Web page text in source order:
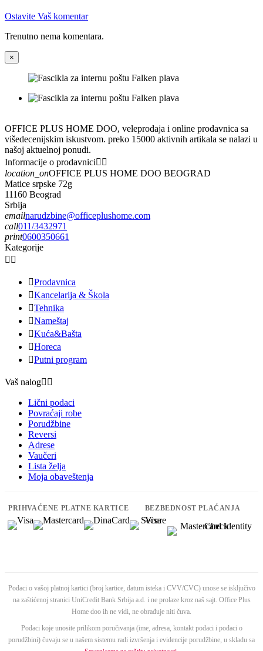
Ostavite Vaš komentar
Trenutno nema komentara.
×
OFFICE PLUS HOME DOO, veleprodaja i online prodavnica sa
višedecenijskim iskustvom. preko 15000 aktivnih artikala se nalazi u
našoj aktuelnoj ponudi.
Informacije o prodavnici 
location_onOFFICE PLUS HOME DOO BEOGRAD
Matice srpske 72g
11160 Beograd
Srbija
emailnarudzbine@officeplushome.com
call011/3432971
print0600350661
Kategorije
 
Prodavnica
Kancelarija & Škola
Tehnika
Nameštaj
Kuća&Bašta
Horeca
Putni program
Vaš nalog 
Lični podaci
Povraćaji robe
Porudžbine
Reversi
Adrese
Vaučeri
Lista želja
Moja obaveštenja
PRIHVAĆENE PLATNE KARTICE BEZBEDNOST PLAĆANJA
Podaci o vašoj platnoj kartici (broj kartice, datum isteka i CVV/CVC) unose se isključivo
na zaštićenoj stranici UniCredit Bank Srbija a.d. i ne prolaze kroz naš sajt. Office Plus
Home doo ih ne vidi, ne obrađuje niti čuva.
Podaci koje unosite prilikom poručivanja (ime, adresa, kontakt podaci i podaci o
porudžbini) čuvaju se u našem sistemu radi izvršenja i evidencije porudžbine, u skladu sa